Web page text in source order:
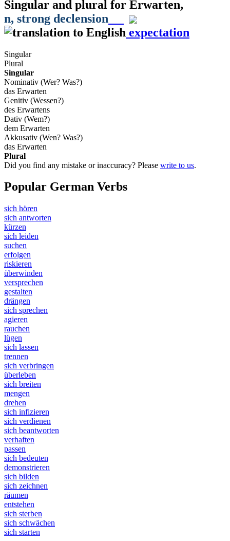
Singular and plural for Erwarten,
n, strong declension
expectation
Singular
Plural
Singular
Nominativ (Wer? Was?)
das Erwarten
Genitiv (Wessen?)
des Erwartens
Dativ (Wem?)
dem Erwarten
Akkusativ (Wen? Was?)
das Erwarten
Plural
Did you find any mistake or inaccuracy? Please write to us.
Popular German Verbs
sich hören
sich antworten
kürzen
sich leiden
suchen
erfolgen
riskieren
überwinden
versprechen
gestalten
drängen
sich sprechen
agieren
rauchen
lügen
sich lassen
trennen
sich verbringen
überleben
sich breiten
mengen
drehen
sich infizieren
sich verdienen
sich beantworten
verhaften
passen
sich bedeuten
demonstrieren
sich bilden
sich zeichnen
räumen
entstehen
sich sterben
sich schwächen
sich starten